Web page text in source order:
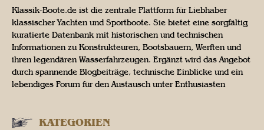
Klassik-Boote.de ist die zentrale Plattform für Liebhaber
klassischer Yachten und Sportboote. Sie bietet eine sorgfältig
kuratierte Datenbank mit historischen und technischen
Informationen zu Konstrukteuren, Bootsbauern, Werften und
ihren legendären Wasserfahrzeugen. Ergänzt wird das Angebot
durch spannende Blogbeiträge, technische Einblicke und ein
lebendiges Forum für den Austausch unter Enthusiasten
KATEGORIEN